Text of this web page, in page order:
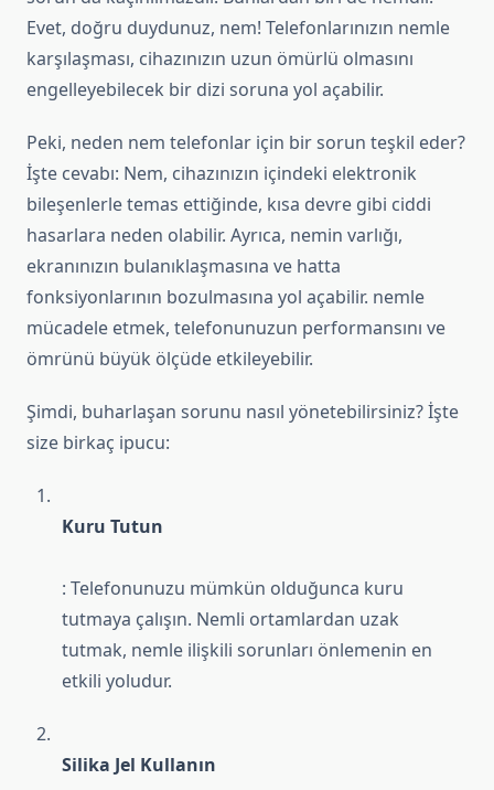
Evet, doğru duydunuz, nem! Telefonlarınızın nemle
karşılaşması, cihazınızın uzun ömürlü olmasını
engelleyebilecek bir dizi soruna yol açabilir.
Peki, neden nem telefonlar için bir sorun teşkil eder?
İşte cevabı: Nem, cihazınızın içindeki elektronik
bileşenlerle temas ettiğinde, kısa devre gibi ciddi
hasarlara neden olabilir. Ayrıca, nemin varlığı,
ekranınızın bulanıklaşmasına ve hatta
fonksiyonlarının bozulmasına yol açabilir. nemle
mücadele etmek, telefonunuzun performansını ve
ömrünü büyük ölçüde etkileyebilir.
Şimdi, buharlaşan sorunu nasıl yönetebilirsiniz? İşte
size birkaç ipucu:
Kuru Tutun
: Telefonunuzu mümkün olduğunca kuru
tutmaya çalışın. Nemli ortamlardan uzak
tutmak, nemle ilişkili sorunları önlemenin en
etkili yoludur.
Silika Jel Kullanın